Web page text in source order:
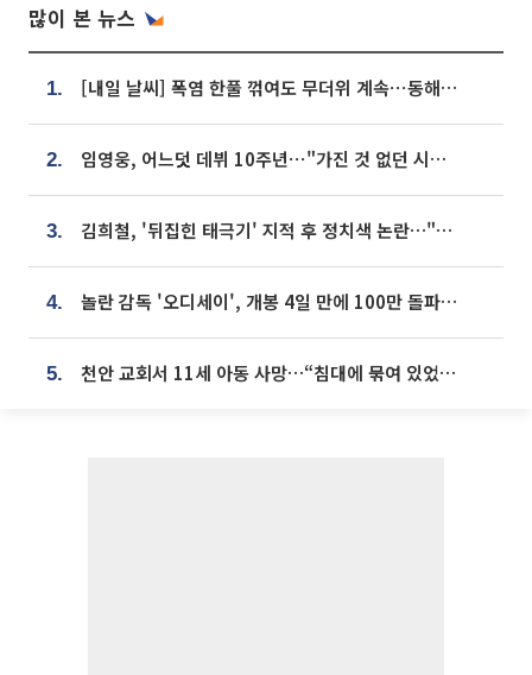
많이 본 뉴스
1. [내일 날씨] 폭염 한풀 꺾여도 무더위 계속⋯동해안 이틀 연속 비
2. 임영웅, 어느덧 데뷔 10주년⋯"가진 것 없던 시절, 내 앞엔 20명의 팬뿐"
3. 김희철, '뒤집힌 태극기' 지적 후 정치색 논란…"좌우 떠나 우리나라 국기"
4. 놀란 감독 '오디세이', 개봉 4일 만에 100만 돌파⋯'왕사남' 보다 빠르다
5. 천안 교회서 11세 아동 사망…“침대에 묶여 있었다” 진술 확보